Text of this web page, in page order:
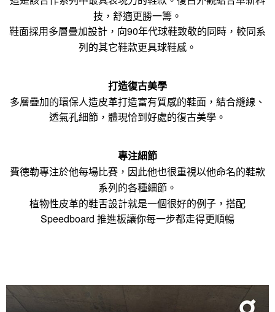
技，舒適更勝一籌。
鞋面採用多層疊加設計，向90年代球鞋致敬的同時，較同系
列的其它鞋款更具球鞋感。
打造復古美學
多層疊加的環保人造皮革打造富有質感的鞋面，結合縫線、
透氣孔細節，體現恰到好處的復古美學。
專注細節
費德勒專注於他每場比賽，因此他也很重視以他命名的鞋款
系列的各種細節。
植物性皮革的鞋舌設計就是一個很好的例子，搭配
Speedboard 推進板讓你每一步都走得更順暢